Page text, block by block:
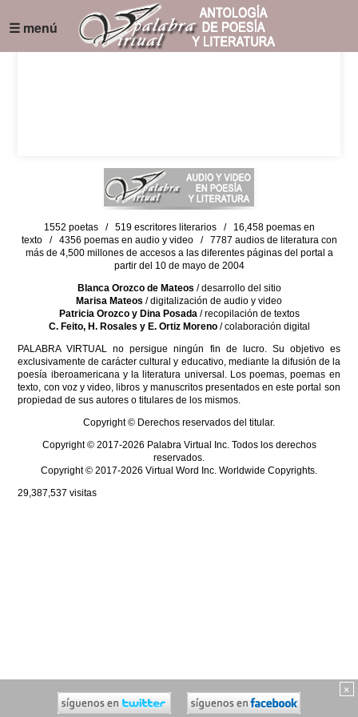
☰ menú
×
1552 poetas / 519 escritores literarios / 16,458 poemas en
texto / 4356 poemas en audio y video / 7787 audios de literatura con
más de 4,500 millones de accesos a las diferentes páginas del portal a
partir del 10 de mayo de 2004
Blanca Orozco de Mateos / desarrollo del sitio
Marisa Mateos / digitalización de audio y video
Patricia Orozco y Dina Posada/ recopilación de textos
C. Feito, H. Rosales y E. Ortiz Moreno/ colaboración digital
PALABRA VIRTUAL no persigue ningún fin de lucro. Su objetivo es
exclusivamente de carácter cultural y educativo, mediante la difusión de la
poesía iberoamericana y la literatura universal. Los poemas, poemas en
texto, con voz y video, libros y manuscritos presentados en este portal son
propiedad de sus autores o titulares de los mismos.
Copyright © Derechos reservados del titular.
Copyright © 2017-2026 Palabra Virtual Inc. Todos los derechos
reservados.
Copyright © 2017-2026 Virtual Word Inc. Worldwide Copyrights.
29,387,537 visitas